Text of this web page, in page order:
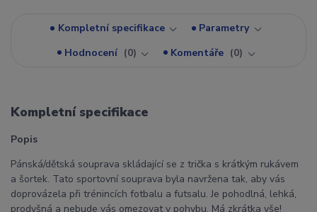
Kompletní specifikace
Parametry
Hodnocení
0 Komentáře 0
Kompletní specifikace
Popis
Pánská/dětská souprava skládající se z trička s krátkým rukávem
a šortek. Tato sportovní souprava byla navržena tak, aby vás
doprovázela při trénincích fotbalu a futsalu. Je pohodlná, lehká,
prodyšná a nebude vás omezovat v pohybu. Má zkrátka vše!